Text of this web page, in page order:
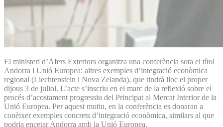
El ministeri d’Afers Exteriors organitza una conferència sota el títol
Andorra i Unió Europea: altres exemples d’integració econòmica
regional (Liechtenstein i Nova Zelanda), que tindrà lloc el proper
dijous 3 de juliol. L’acte s’inscriu en el marc de la reflexió sobre el
procés d’acostament progressiu del Principat al Mercat Interior de la
Unió Europea. Per aquest motiu, en la conferència es donaran a
conèixer exemples concrets d’integració econòmica, similars al que
podria encetar Andorra amb la Unió Europea.